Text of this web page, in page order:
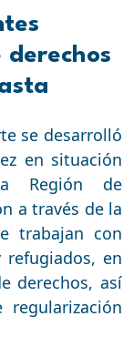
se desarrolló
en situación
Región de
a través de la
trabajan con
refugiados, en
derechos, así